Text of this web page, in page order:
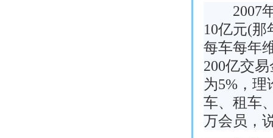
2007年
10亿元(那
每车每年
200亿交
为5%，
车、租车
万会员，